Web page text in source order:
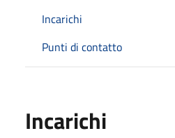
Incarichi
Punti di contatto
Incarichi